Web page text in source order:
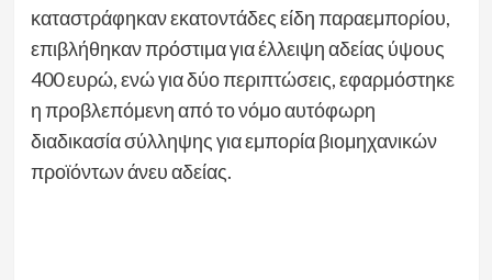
καταστράφηκαν εκατοντάδες είδη παραεμπορίου,
επιβλήθηκαν πρόστιμα για έλλειψη αδείας ύψους
400 ευρώ, ενώ για δύο περιπτώσεις, εφαρμόστηκε
η προβλεπόμενη από το νόμο αυτόφωρη
διαδικασία σύλληψης για εμπορία βιομηχανικών
προϊόντων άνευ αδείας.